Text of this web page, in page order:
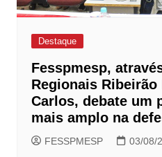
Destaque
Fesspmesp,
Regionais Ribeirão
Carlos, debate um
mais amplo na
FESSPMESP 03/08/